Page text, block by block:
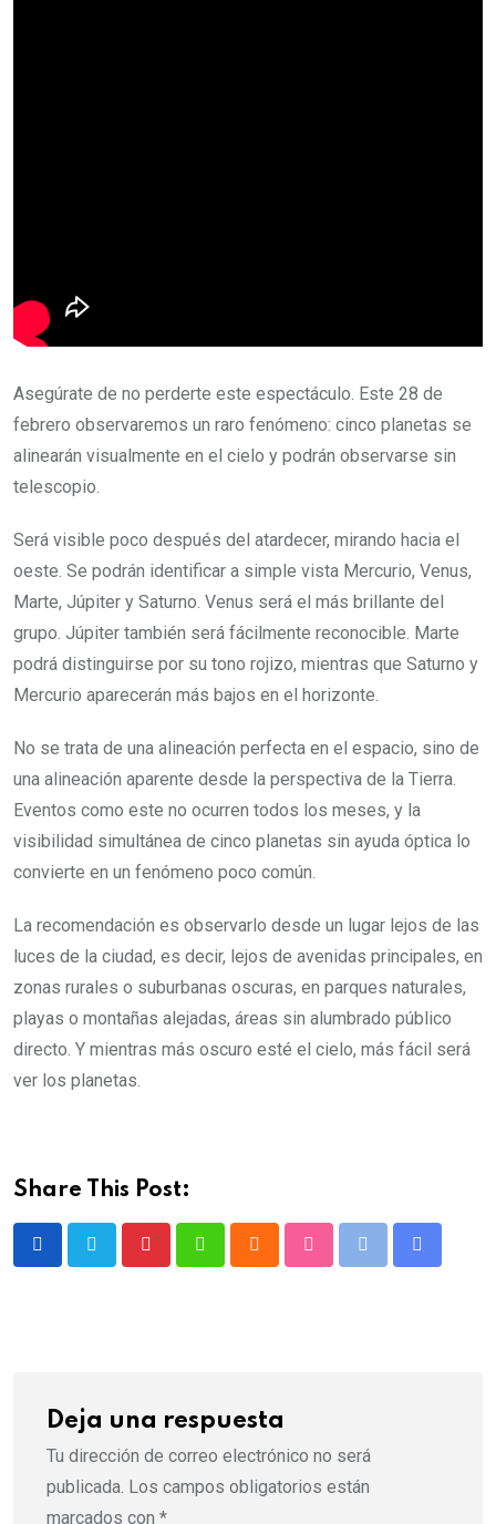
Asegúrate de no perderte este espectáculo. Este 28 de
febrero observaremos un raro fenómeno: cinco planetas se
alinearán visualmente en el cielo y podrán observarse sin
telescopio.
Será visible poco después del atardecer, mirando hacia el
oeste. Se podrán identificar a simple vista Mercurio, Venus,
Marte, Júpiter y Saturno. Venus será el más brillante del
grupo. Júpiter también será fácilmente reconocible. Marte
podrá distinguirse por su tono rojizo, mientras que Saturno y
Mercurio aparecerán más bajos en el horizonte.
No se trata de una alineación perfecta en el espacio, sino de
una alineación aparente desde la perspectiva de la Tierra.
Eventos como este no ocurren todos los meses, y la
visibilidad simultánea de cinco planetas sin ayuda óptica lo
convierte en un fenómeno poco común.
La recomendación es observarlo desde un lugar lejos de las
luces de la ciudad, es decir, lejos de avenidas principales, en
zonas rurales o suburbanas oscuras, en parques naturales,
playas o montañas alejadas, áreas sin alumbrado público
directo. Y mientras más oscuro esté el cielo, más fácil será
ver los planetas.
Share This Post:
Deja una respuesta
Tu dirección de correo electrónico no será
publicada. Los campos obligatorios están
marcados con *